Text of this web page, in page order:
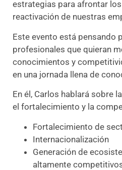
estrategias para afrontar
reactivación de nuestras
Este evento está pensando
profesionales que quieran
conocimientos y
en una jornada llena de
En él, Carlos hablará sobre
el fortalecimiento y la
Fortalecimiento de
Internacionalización
Generación de
altamente